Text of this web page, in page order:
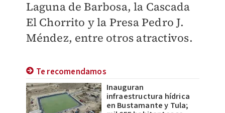
Laguna de Barbosa, la Cascada
El Chorrito y la Presa Pedro J.
Méndez, entre otros atractivos.
Te recomendamos
Inauguran
infraestructura hídrica
en Bustamante y Tula;